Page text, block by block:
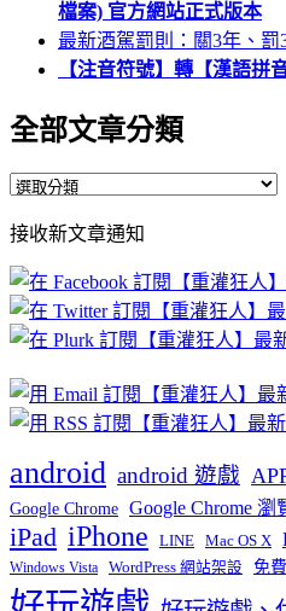
檔案) 官方網站正式版本
最新酒駕罰則：關3年、罰
【注音符號】轉【漢語拼
全部文章分類
全
文
章
分
類
接收新文章通知
android android 遊戲
Google Chrome Google Chrome 瀏
iPad iPhone LINE Mac OS X
Windows Vista WordPress 網站架設 免